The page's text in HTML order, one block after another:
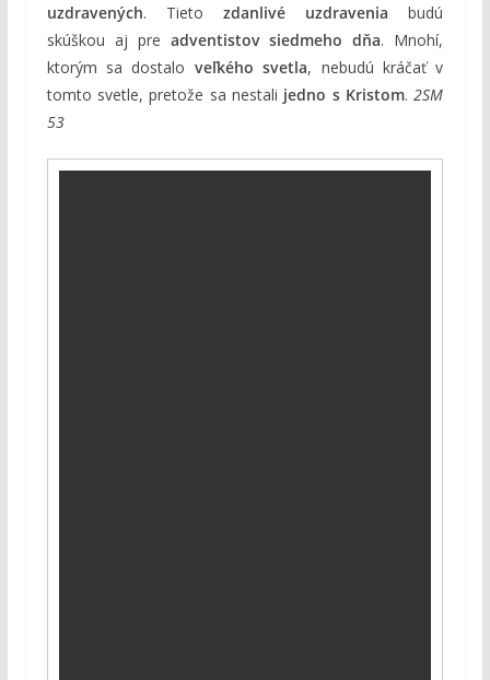
uzdravených. Tieto zdanlivé uzdravenia budú
skúškou aj pre adventistov siedmeho dňa. Mnohí,
ktorým sa dostalo veľkého svetla, nebudú kráčať v
tomto svetle, pretože sa nestali jedno s Kristom.2SM
53